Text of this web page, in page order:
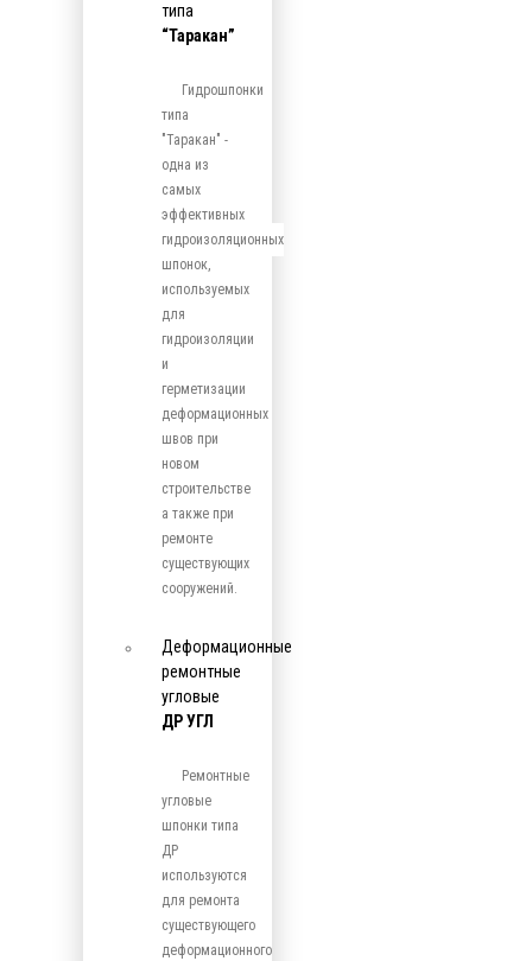
типа
“Таракан”
Гидрошпонки
типа
"Таракан" -
одна из
самых
эффективных
гидроизоляционных
шпонок,
используемых
для
гидроизоляции
и
герметизации
деформационных
швов при
новом
строительстве
а также при
ремонте
существующих
сооружений.
Деформационные
ремонтные
угловые
ДР УГЛ
Ремонтные
угловые
шпонки типа
ДР
используются
для ремонта
существующего
деформационного